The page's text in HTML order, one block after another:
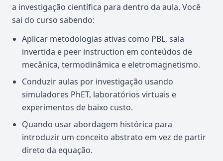
a investigação científica para dentro da aula. Você
sai do curso sabendo:
Aplicar metodologias ativas como PBL, sala
invertida e peer instruction em conteúdos de
mecânica, termodinâmica e eletromagnetismo.
Conduzir aulas por investigação usando
simuladores PhET, laboratórios virtuais e
experimentos de baixo custo.
Quando usar abordagem histórica para
introduzir um conceito abstrato em vez de partir
direto da equação.